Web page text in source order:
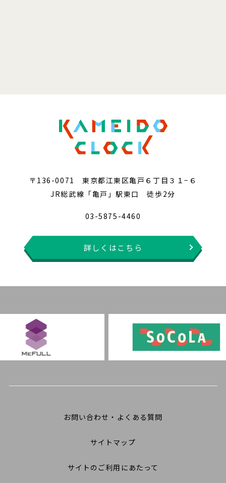
〒136-0071 東京都江東区亀戸６丁目３１−６
JR総武線「亀戸」駅東口 徒歩2分
03-5875-4460
詳しくはこちら
お問い合わせ・よくある質問
サイトマップ
サイトのご利用にあたって